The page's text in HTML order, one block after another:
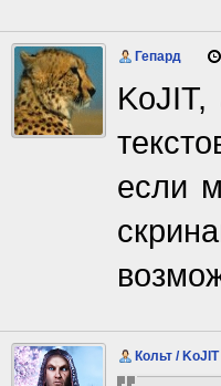
Гепард
если
Кольт / KoJIT